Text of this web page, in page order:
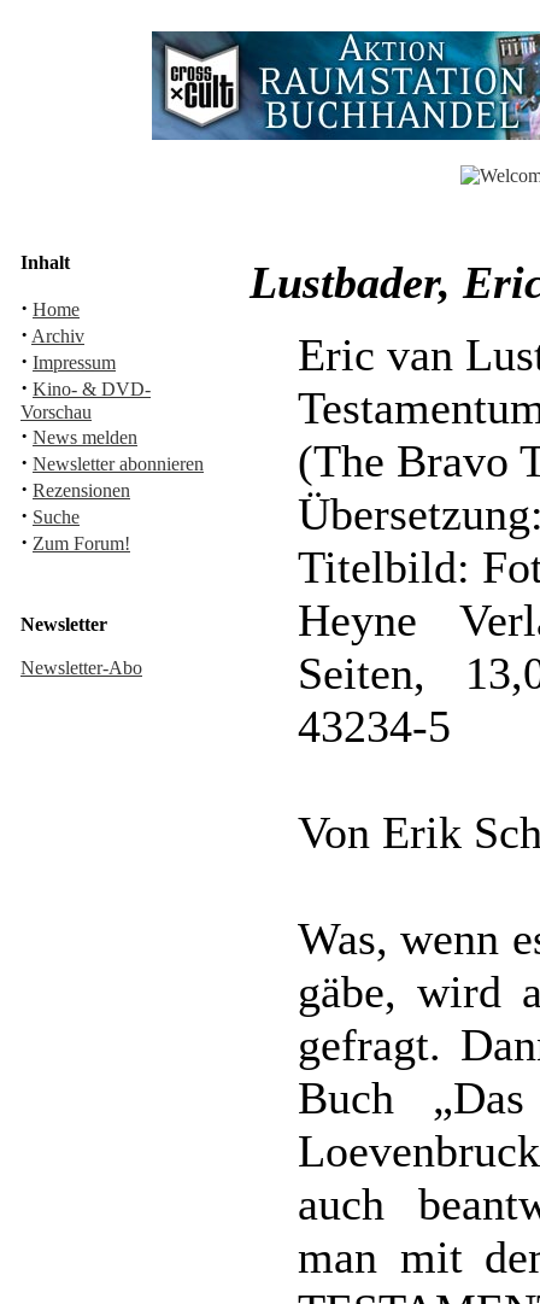
Inhalt
· Home
· Archiv
· Impressum
· Kino- & DVD-
Vorschau
· News melden
· Newsletter abonnieren
· Rezensionen
· Suche
· Zum Forum!
Newsletter
Newsletter-Abo
Lustbader,
Eric van
(The Bravo
Titelbild:
Heyne
Seiten,
43234-5
Von Erik
Was, wenn
gäbe, wird
gefragt.
Buch
auch
man mit